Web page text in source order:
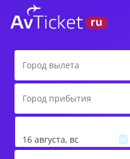
16 августа, вс